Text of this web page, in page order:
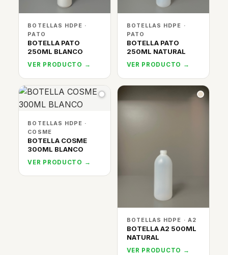
BOTELLAS HDPE ·
PATO
BOTELLA PATO
250ML BLANCO
VER PRODUCTO →
BOTELLAS HDPE ·
PATO
BOTELLA PATO
250ML NATURAL
VER PRODUCTO →
BOTELLAS HDPE ·
COSME
BOTELLA COSME
300ML BLANCO
VER PRODUCTO →
BOTELLAS HDPE · A2
BOTELLA A2 500ML
NATURAL
VER PRODUCTO →